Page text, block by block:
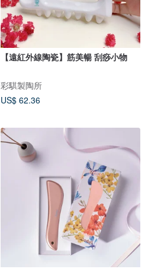
【遠紅外線陶瓷】筋美暢 刮痧小物
彩騏製陶所
US$ 62.36